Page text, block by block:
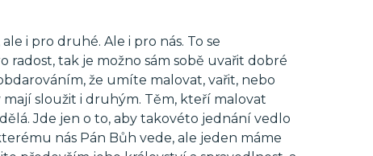
i pro druhé. Ale i pro nás. To se
radost, tak je možno sám sobě uvařit dobré
že umíte malovat, vařit, nebo
sloužit i druhým. Těm, kteří malovat
Jde jen o to, aby takovéto jednání vedlo
nás Pán Bůh vede, ale jeden máme